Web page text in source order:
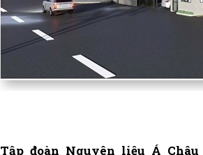
Tập đoàn Nguyên liệu Á